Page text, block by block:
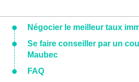
Négocier le meilleur taux
Se faire conseiller par un
Maubec
FAQ